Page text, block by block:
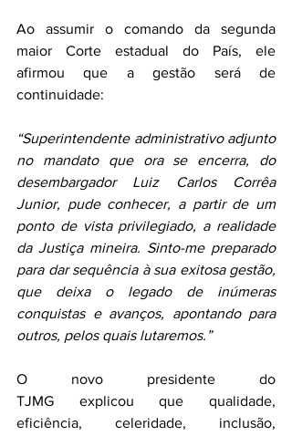
Ao assumir o comando da segunda
maior Corte estadual do País, ele
afirmou que a gestão será de
continuidade:
“Superintendente administrativo adjunto
no mandato que ora se encerra, do
desembargador Luiz Carlos Corrêa
Junior, pude conhecer, a partir de um
ponto de vista privilegiado, a realidade
da Justiça mineira. Sinto-me preparado
para dar sequência à sua exitosa gestão,
que deixa o legado de inúmeras
conquistas e avanços, apontando para
outros, pelos quais lutaremos.”
O novo presidente do
TJMG explicou que qualidade,
eficiência, celeridade, inclusão,